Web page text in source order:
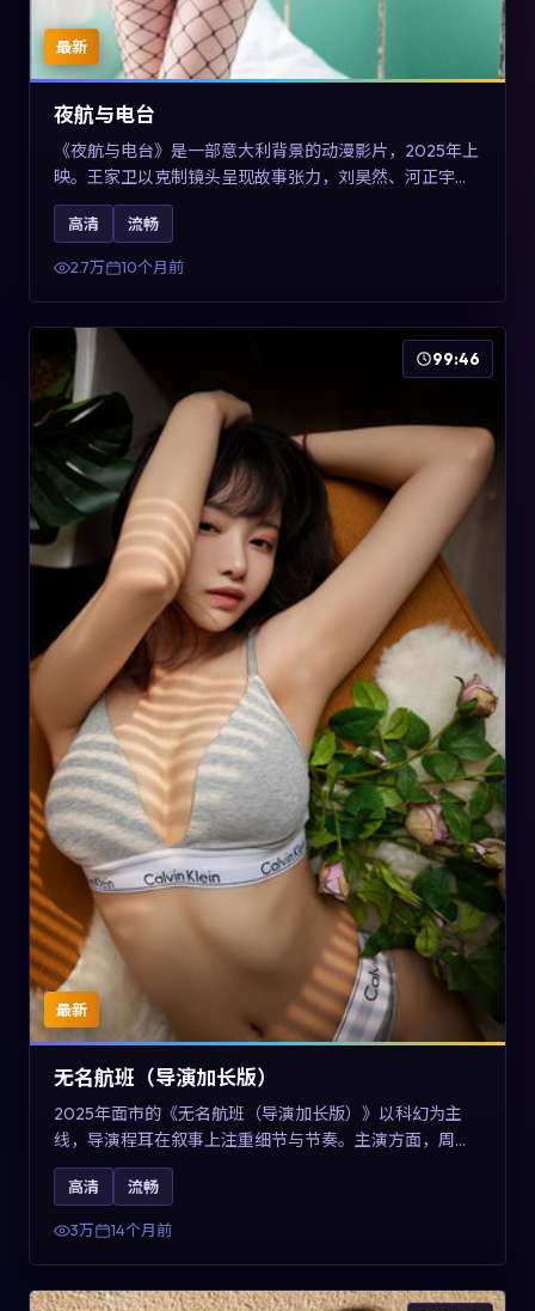
最新
夜航与电台
《夜航与电台》是一部意大利背景的动漫影片，2025年上
映。王家卫以克制镜头呈现故事张力，刘昊然、河正宇与
王景春的对手戏可圈可点。剧情层面以多线叙事拼贴都市
边缘人的选择与救赎，对关注导演风格与演员阵容的观众
具有检索与收藏价值。
高清 流畅
2.7万 10个月前
最新
99:46
无名航班（导演加长版）
2025年面市的《无名航班（导演加长版）》以科幻为主
线，导演程耳在叙事上注重细节与节奏。主演方面，周冬
雨、凯特·布兰切特与巩俐的表演为角色增添层次。故事以
女性视角重写传统类型片的叙事惯性，可作为美国影视爱
好者的高清观影选择。
高清 流畅
3万 14个月前